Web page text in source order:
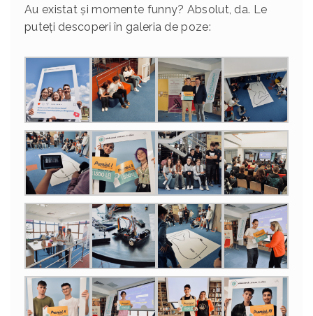
Au existat și momente funny? Absolut, da. Le
puteți descoperi în galeria de poze: